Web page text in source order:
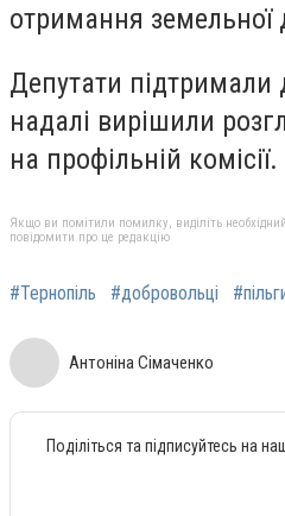
отримання земельної
Депутати підтримали
надалі вирішили
на профільній комісії.
Якщо ви помітили помилку, виділіть
повідомити про це редакцію
#Тернопіль #добровольці
Антоніна Сімаченко
Поділіться та підписуйтесь на